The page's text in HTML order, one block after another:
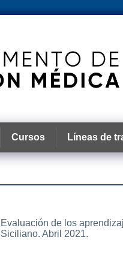
Cursos Líneas de
Evaluación de los
Siciliano. Abril 2021.